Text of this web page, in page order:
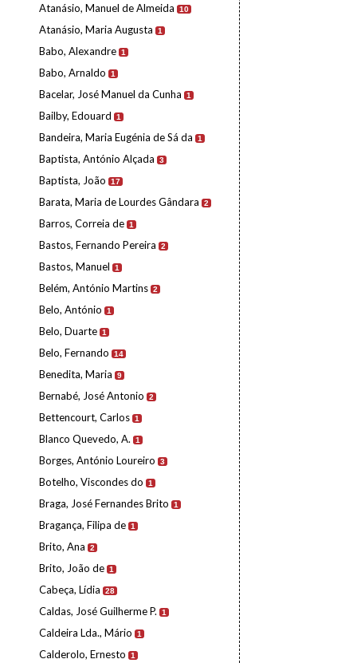
Atanásio, Manuel de Almeida 10
Atanásio, Maria Augusta 1
Babo, Alexandre 1
Babo, Arnaldo 1
Bacelar, José Manuel da Cunha 1
Bailby, Edouard 1
Bandeira, Maria Eugénia de Sá da 1
Baptista, António Alçada 3
Baptista, João 17
Barata, Maria de Lourdes Gândara 2
Barros, Correia de 1
Bastos, Fernando Pereira 2
Bastos, Manuel 1
Belém, António Martins 2
Belo, António 1
Belo, Duarte 1
Belo, Fernando 14
Benedita, Maria 9
Bernabé, José Antonio 2
Bettencourt, Carlos 1
Blanco Quevedo, A. 1
Borges, António Loureiro 3
Botelho, Viscondes do 1
Braga, José Fernandes Brito 1
Bragança, Filipa de 1
Brito, Ana 2
Brito, João de 1
Cabeça, Lídia 28
Caldas, José Guilherme P. 1
Caldeira Lda., Mário 1
Calderolo, Ernesto 1